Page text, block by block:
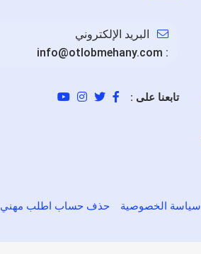
البريد الإلكتروني
:
info@otlobmehany.com
تابعنا على :
سياسة الخصوصية حذف حساب اطلب مهني